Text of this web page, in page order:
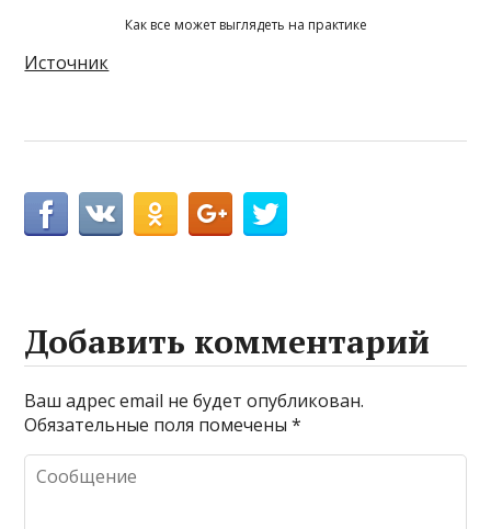
Как все может выглядеть на практике
Источник
Добавить комментарий
Ваш адрес email не будет опубликован.
Обязательные поля помечены*